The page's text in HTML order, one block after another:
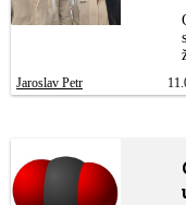
Jaroslav Petr